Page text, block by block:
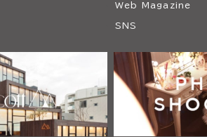
Web Magazine
SNS